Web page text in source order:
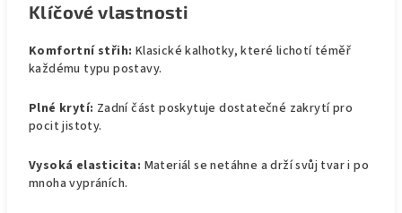
Klíčové vlastnosti
Komfortní střih: Klasické kalhotky, které lichotí téměř
každému typu postavy.
Plné krytí: Zadní část poskytuje dostatečné zakrytí pro
pocit jistoty.
Vysoká elasticita: Materiál se netáhne a drží svůj tvar i po
mnoha vypráních.